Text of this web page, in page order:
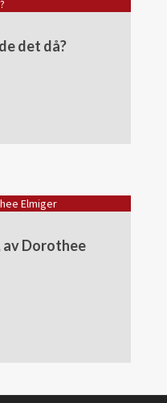
det då?
av Dorothee